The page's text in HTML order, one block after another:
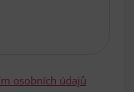
osobních údajů